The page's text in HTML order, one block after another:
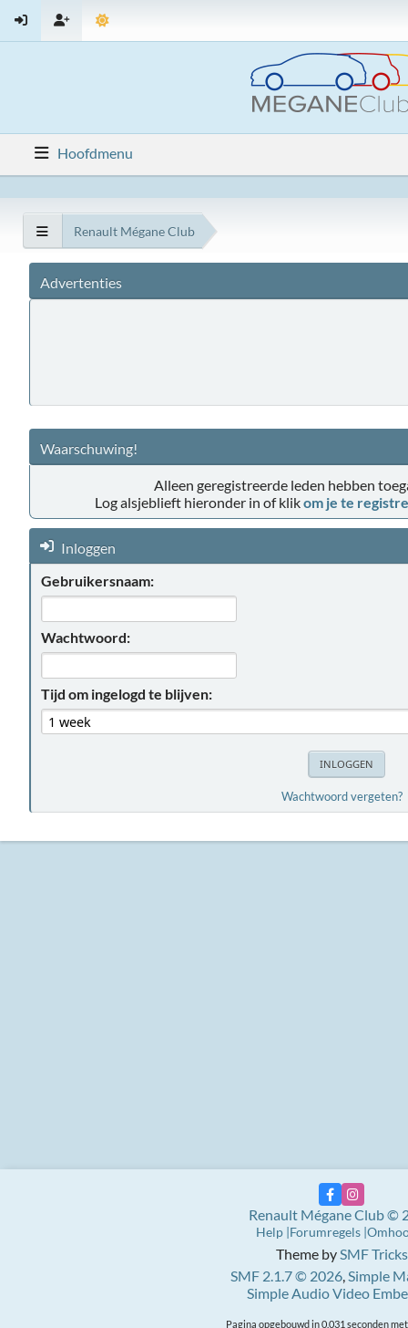
Hoofdmenu
Renault Mégane Club
Advertenties
Waarschuwing!
Alleen geregistreerde leden hebben
Log alsjeblieft hieronder in of klikom je te
Inloggen
Gebruikersnaam:
Wachtwoord:
Tijd om ingelogd te blijven:
Wachtwoord vergeten?
Theme bySMF Tricks
SMF 2.1.7 © 2026,Simple
Simple Audio Video
Renault Mégane Club ©
Help Forumregels
Pagina opgebouwd in 0.031 seconden